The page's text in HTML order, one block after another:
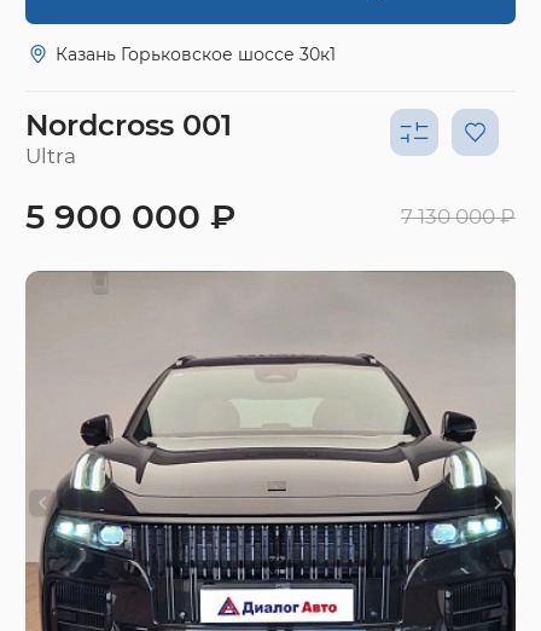
Казань Горьковское шоссе 30к1
Nordcross 001
Ultra
5 900 000 ₽ 7 130 000 ₽